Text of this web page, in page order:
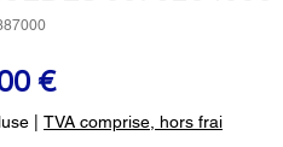
€Prix
TVA comprise, hors frai